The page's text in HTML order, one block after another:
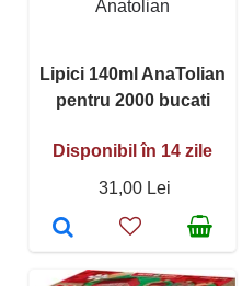
Anatolian
Lipici 140ml AnaTolian
pentru 2000 bucati
Disponibil în 14 zile
31,00 Lei